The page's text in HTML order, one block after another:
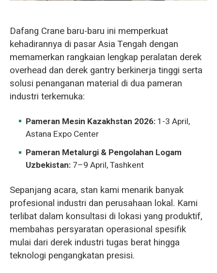
Dafang Crane baru-baru ini memperkuat
kehadirannya di pasar Asia Tengah dengan
memamerkan rangkaian lengkap peralatan derek
overhead dan derek gantry berkinerja tinggi serta
solusi penanganan material di dua pameran
industri terkemuka:
Pameran Mesin Kazakhstan 2026: 1-3 April,
Astana Expo Center
Pameran Metalurgi & Pengolahan Logam
Uzbekistan: 7–9 April, Tashkent
Sepanjang acara, stan kami menarik banyak
profesional industri dan perusahaan lokal. Kami
terlibat dalam konsultasi di lokasi yang produktif,
membahas persyaratan operasional spesifik
mulai dari derek industri tugas berat hingga
teknologi pengangkatan presisi.